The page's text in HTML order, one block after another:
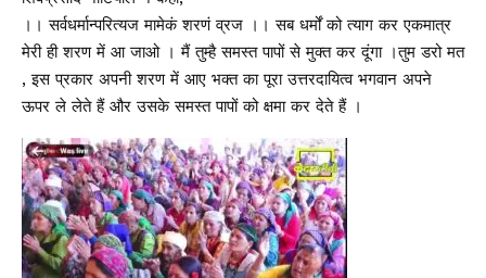
।। सर्वधर्मान्परित्यज मामेकं शरणं व्रज ।। सब धर्मों को त्याग कर एकमात्र
मेरी ही शरण में आ जाओ । मैं तुम्है समस्त पापों से मुक्त कर दूंगा ।तुम डरो मत
, इस प्रकार अपनी शरण में आए भक्त का पूरा उत्तरदायित्व भगवान अपने
ऊपर ले लेते हैं और उसके समस्त पापों को क्षमा कर देते हैं ।